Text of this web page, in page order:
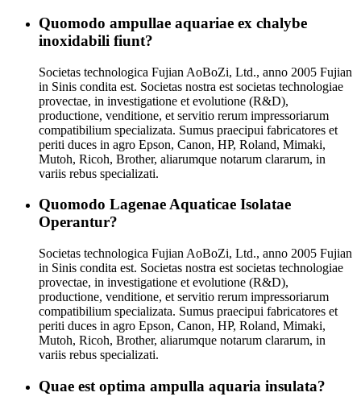
Quomodo ampullae aquariae ex chalybe
inoxidabili fiunt?
Societas technologica Fujian AoBoZi, Ltd., anno 2005 Fujian
in Sinis condita est. Societas nostra est societas technologiae
provectae, in investigatione et evolutione (R&D),
productione, venditione, et servitio rerum impressoriarum
compatibilium specializata. Sumus praecipui fabricatores et
periti duces in agro Epson, Canon, HP, Roland, Mimaki,
Mutoh, Ricoh, Brother, aliarumque notarum clararum, in
variis rebus specializati.
Quomodo Lagenae Aquaticae Isolatae
Operantur?
Societas technologica Fujian AoBoZi, Ltd., anno 2005 Fujian
in Sinis condita est. Societas nostra est societas technologiae
provectae, in investigatione et evolutione (R&D),
productione, venditione, et servitio rerum impressoriarum
compatibilium specializata. Sumus praecipui fabricatores et
periti duces in agro Epson, Canon, HP, Roland, Mimaki,
Mutoh, Ricoh, Brother, aliarumque notarum clararum, in
variis rebus specializati.
Quae est optima ampulla aquaria insulata?